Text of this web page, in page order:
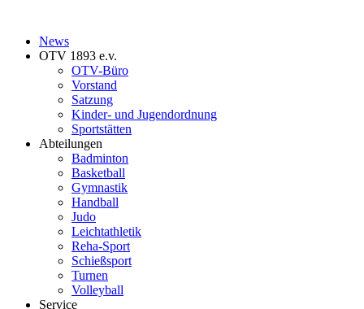
News
OTV 1893 e.v.
OTV-Büro
Vorstand
Satzung
Kinder- und Jugendordnung
Sportstätten
Abteilungen
Badminton
Basketball
Gymnastik
Handball
Judo
Leichtathletik
Reha-Sport
Schießsport
Turnen
Volleyball
Service